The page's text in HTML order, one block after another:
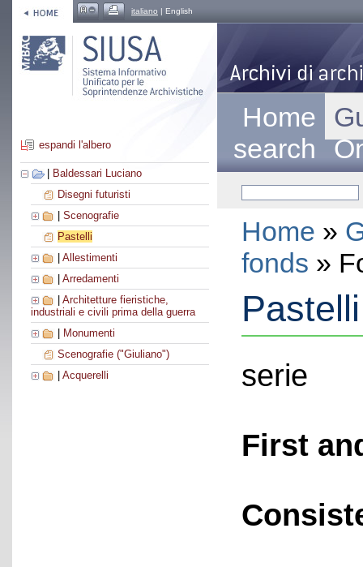
italiano | English
espandi l'albero
Baldessari Luciano
Disegni futuristi
Scenografie
Pastelli
Allestimenti
Arredamenti
Architetture fieristiche,
industriali e civili prima della guerra
Monumenti
Scenografie ("Giuliano")
Acquerelli
Home
search
Home »
fonds »
Pastelli
serie
First